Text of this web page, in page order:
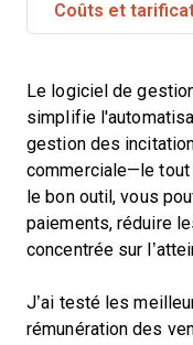
Coûts et
Le logiciel de
simplifie
gestion des
commerciale—le tout
le bon outil, vous
paiements, réduire
concentrée sur
J’ai testé les
rémunération des